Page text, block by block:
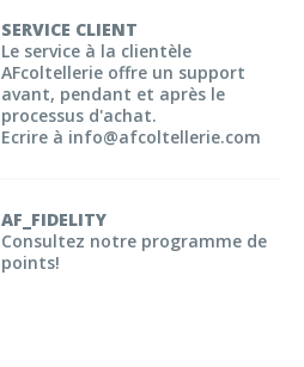
SERVICE CLIENT
Le service à la clientèle
AFcoltellerie offre un support
avant, pendant et après le
processus d'achat.
Ecrire à info@afcoltellerie.com
AF_FIDELITY
Consultez notre programme de
points!